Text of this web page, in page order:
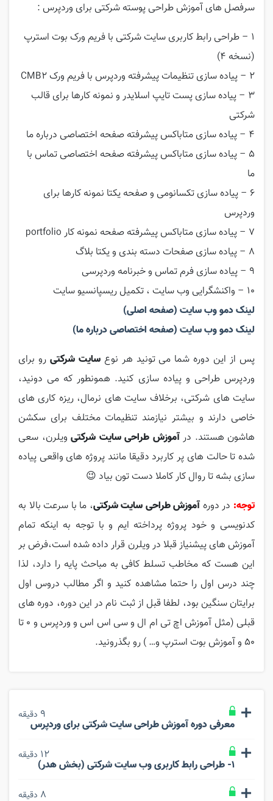
سرفصل های آموزش طراحی پوسته شرکتی برای وردپرس :
۱ – طراحی رابط کاربری سایت شرکتی با فریم ورک بوت استرپ
(نسخه ۴)
۲ – پیاده سازی تنظیمات پیشرفته وردپرس با فریم ورک CMB2
۳ – پیاده سازی پست تایپ اسلایدر و نمونه کارها برای قالب
شرکتی
۴ – پیاده سازی متاباکس پیشرفته صفحه اختصاصی درباره ما
۵ – پیاده سازی متاباکس پیشرفته صفحه اختصاصی تماس با
ما
۶ – پیاده سازی تکسانومی و صفحه یکتا نمونه کارها برای
وردپرس
۷ – پیاده سازی متاباکس پیشرفته صفحه نمونه کار portfolio
۸ – پیاده سازی صفحات دسته بندی و یکتا بلاگ
۹ – پیاده سازی فرم تماس و خبرنامه وردپرسی
۱۰ – واکنشگرایی وب سایت ، تکمیل ریسپانسیو سایت
لینک دمو وب سایت (صفحه اصلی)
لینک دمو وب سایت (صفحه اختصاصی درباره ما)
پس از این دوره شما می تونید هر نوعسایت شرکتی رو برای
وردپرس طراحی و پیاده سازی کنید. همونطور که می دونید،
سایت های شرکتی، برخلاف سایت های نرمال، ریزه کاری های
خاصی دارند و بیشتر نیازمند تنظیمات مختلف برای سکشن
هاشون هستند. درآموزش طراحی سایت شرکتی ویلرن، سعی
شده تا حالت های پر کاربرد دقیقا مانند پروژه های واقعی پیاده
سازی بشه تا روال کار کاملا دست تون بیاد 😉
توجه: در دورهآموزش طراحی سایت شرکتی، ما با سرعت بالا به
کدنویسی و خود پروژه پرداخته ایم و با توجه به اینکه تمام
آموزش های پیشنیاز قبلا در ویلرن قرار داده شده است،فرض بر
این هست که مخاطب تسلط کافی به مباحث پایه را دارد، لذا
چند درس اول را حتما مشاهده کنید و اگر مطالب دروس اول
برایتان سنگین بود، لطفا قبل از ثبت نام در این دوره، دوره های
قبلی (مثل آموزش اچ تی ام ال و سی اس اس و وردپرس و 0 تا
50 و آموزش بوت استرپ و… ) رو بگذرونید.
معرفی دوره آموزش طراحی سایت شرکتی برای وردپرس
9 دقیقه
1- طراحی رابط کاربری وب سایت شرکتی (بخش هدر)
12 دقیقه
8 دقیقه